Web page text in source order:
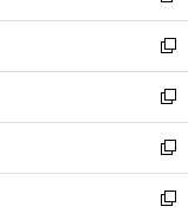
開
く
ウ
で
開
く
ン
ド
ウ
で
開
く
し
い
ウ
ィ
ン
ド
ウ
で
新
し
い
ウ
ィ
ン
ド
新
し
い
ウ
ィ
新
し
い
新